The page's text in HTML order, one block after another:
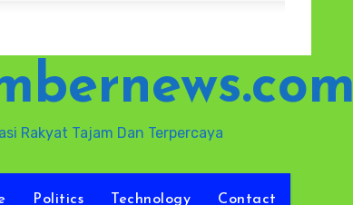
Rakyat Tajam Dan Terpercaya
Politics Technology Contact